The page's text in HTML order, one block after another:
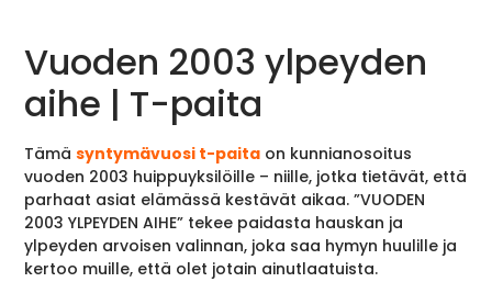
Vuoden 2003 ylpeyden
aihe | T-paita
Tämäsyntymävuosi t-paita on kunnianosoitus
vuoden 2003 huippuyksilöille – niille, jotka tietävät, että
parhaat asiat elämässä kestävät aikaa. ”VUODEN
2003 YLPEYDEN AIHE” tekee paidasta hauskan ja
ylpeyden arvoisen valinnan, joka saa hymyn huulille ja
kertoo muille, että olet jotain ainutlaatuista.